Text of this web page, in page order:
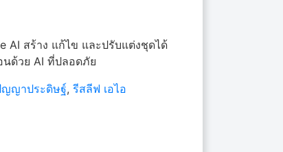
AI สร้าง แก้ไข และปรับแต่งชุดได้
นด้วย AI ที่ปลอดภัย
ญญาประดิษฐ์,รีสลีฟ เอไอ